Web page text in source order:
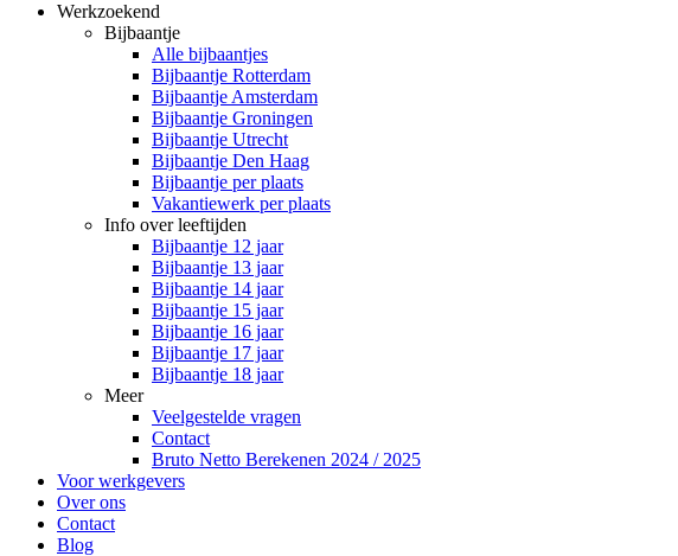
Werkzoekend
Bijbaantje
Alle bijbaantjes
Bijbaantje Rotterdam
Bijbaantje Amsterdam
Bijbaantje Groningen
Bijbaantje Utrecht
Bijbaantje Den Haag
Bijbaantje per plaats
Vakantiewerk per plaats
Info over leeftijden
Bijbaantje 12 jaar
Bijbaantje 13 jaar
Bijbaantje 14 jaar
Bijbaantje 15 jaar
Bijbaantje 16 jaar
Bijbaantje 17 jaar
Bijbaantje 18 jaar
Meer
Veelgestelde vragen
Contact
Bruto Netto Berekenen 2024 / 2025
Voor werkgevers
Over ons
Contact
Blog